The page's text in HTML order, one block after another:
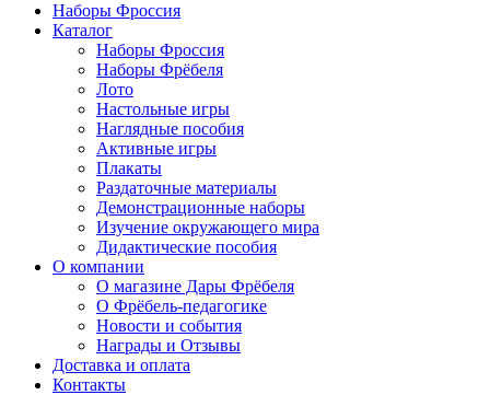
Наборы Фроссия
Каталог
Наборы Фроссия
Наборы Фрёбеля
Лото
Настольные игры
Наглядные пособия
Активные игры
Плакаты
Раздаточные материалы
Демонстрационные наборы
Изучение окружающего мира
Дидактические пособия
О компании
О магазине Дары Фрёбеля
О Фрёбель-педагогике
Новости и события
Награды и Отзывы
Доставка и оплата
Контакты